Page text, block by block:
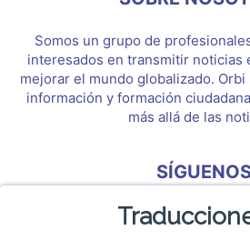
Somos un grupo de
interesados en transmitir noticias
mejorar el mundo globalizado.
información y formación
más allá de las